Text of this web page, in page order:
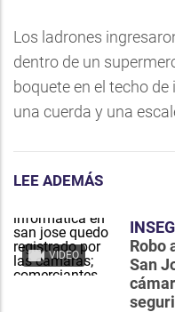
Los ladrones
dentro de un
boquete en el techo
una cuerda y una
LEE ADEMÁS
VIDEO
Robo
San